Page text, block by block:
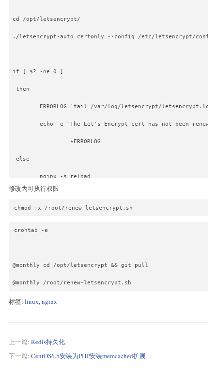
cd /opt/letsencrypt/
./letsencrypt-auto certonly --config /etc/letsencrypt/
if [ $? -ne 0 ]
then
        ERRORLOG=`tail /var/log/letsencrypt/letsencrypt.log`
echo -e "The Let's Encrypt cert has not been
                 $ERRORLOG
else
        nginx -s reload
exit 0
修改为可执行权限
chmod +x /root/renew-letsencrypt.sh
crontab -e
@monthly cd /opt/letsencrypt && git pull
@monthly /root/renew-letsencrypt.sh
标签: linux,nginx
上一篇: Redis持久化
下一篇: CentOS6.5安装为PHP安装memcached扩展